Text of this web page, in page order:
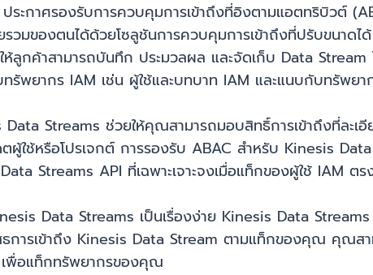
ะกาศรองรับการควบคุมการเข้าถึงที่อิงตามแอตทริบิวต์
มของตนได้ด้วยโซลูชันการควบคุมการเข้าถึงที่ปรับขนาด
ห้ลูกค้าสามารถบันทึก ประมวลผล และจัดเก็บ Data
รัพยากร IAM เช่น ผู้ใช้และบทบาท IAM และแนบกับทรัพยา
Streams ช่วยให้คุณสามารถมอบสิทธิ์การเข้าถึงที่ละ
ผู้ใช้หรือโปรเจกต์ การรองรับ ABAC สำหรับ Kinesis
Streams API ที่เฉพาะเจาะจงเมื่อแท็กของผู้ใช้ IAM
Data Streams เป็นเรื่องง่าย Kinesis Data
การเข้าถึง Kinesis Data Stream ตามแท็กของคุณ คุณส
พื่อแท็กทรัพยากรของคุณ